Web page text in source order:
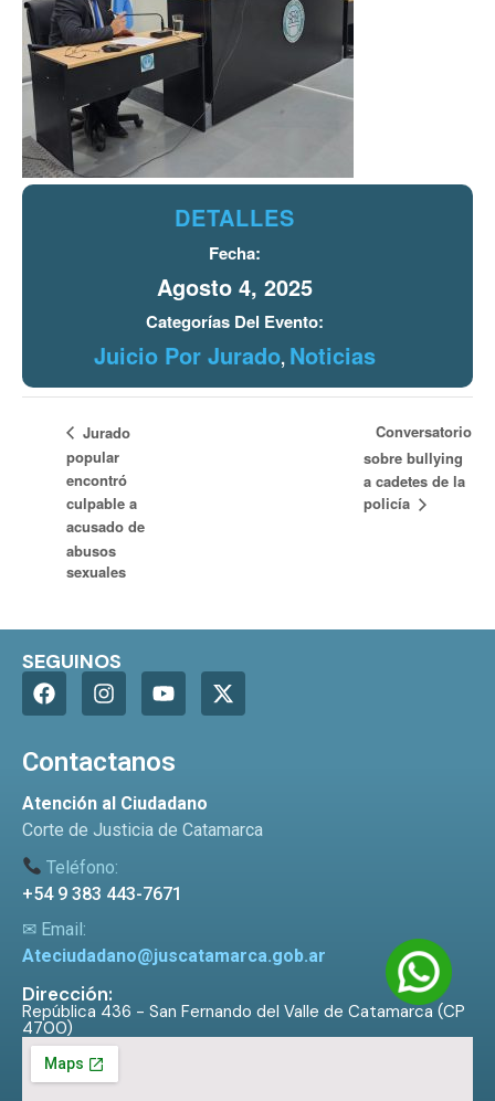
DETALLES
Fecha:
Agosto 4, 2025
Categorías Del Evento:
Juicio Por Jurado, Noticias
Jurado
popular
encontró
culpable a
acusado de
abusos
sexuales
Conversatorio
sobre bullying
a cadetes de la
policía
SEGUINOS
Contactanos
Atención al Ciudadano
Corte de Justicia de Catamarca
Teléfono:
+54 9 383 443-7671
✉ Email:
Ateciudadano@juscatamarca.gob.ar
Dirección:
República 436 - San Fernando del Valle de Catamarca (CP
4700)